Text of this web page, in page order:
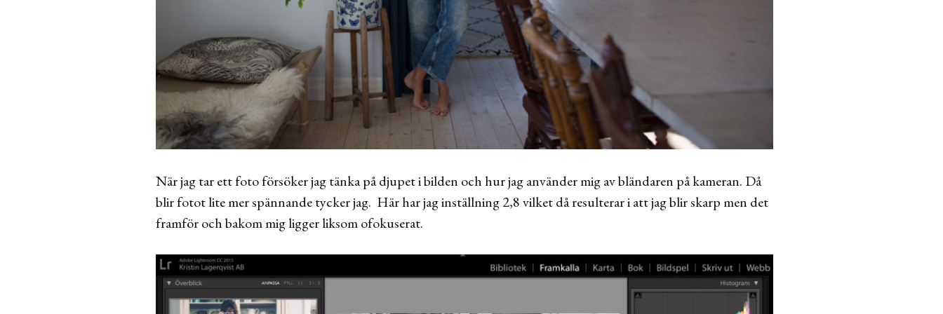
När jag tar ett foto försöker jag tänka på djupet i bilden och hur jag använder mig av bländaren på kameran. Då
blir fotot lite mer spännande tycker jag. Här har jag inställning 2,8 vilket då resulterar i att jag blir skarp men det
framför och bakom mig ligger liksom ofokuserat.